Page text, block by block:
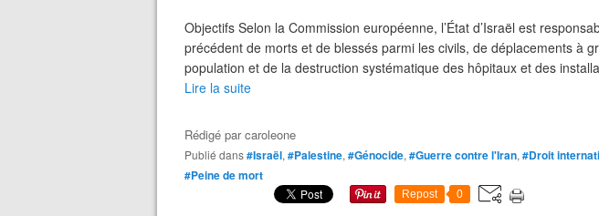
Objectifs Selon la Commission européenne, l’État d’Israël est
précédent de morts et de blessés parmi les civils, de déplacements à
population et de la destruction systématique des hôpitaux et des
Lire la suite
Rédigé parcaroleone
Publié dans#Israël, #Palestine, #Génocide, #Guerre contre l'Iran, #Droit
#Peine de mort
Repost 0